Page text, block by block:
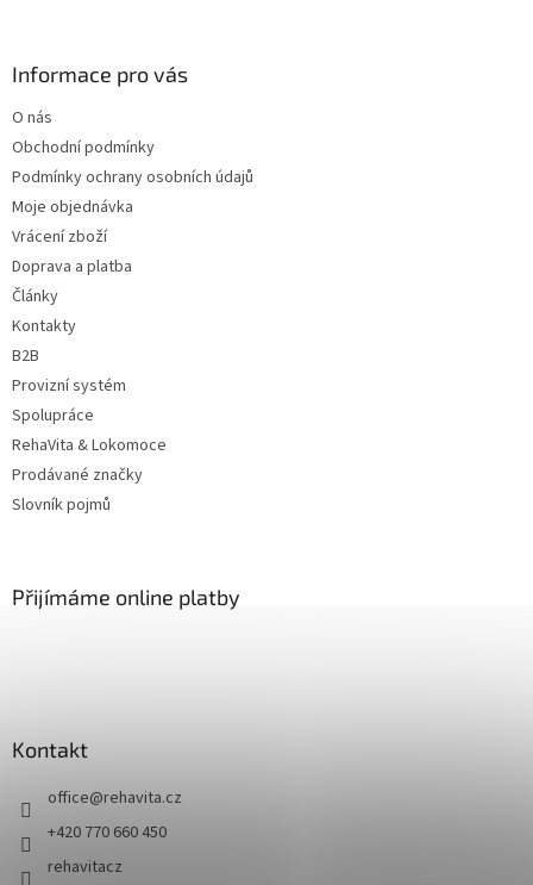
Informace pro vás
O nás
Obchodní podmínky
Podmínky ochrany osobních údajů
Moje objednávka
Vrácení zboží
Doprava a platba
Články
Kontakty
B2B
Provizní systém
Spolupráce
RehaVita & Lokomoce
Prodávané značky
Slovník pojmů
Přijímáme online platby
Kontakt
office@rehavita.cz
+420 770 660 450
rehavitacz